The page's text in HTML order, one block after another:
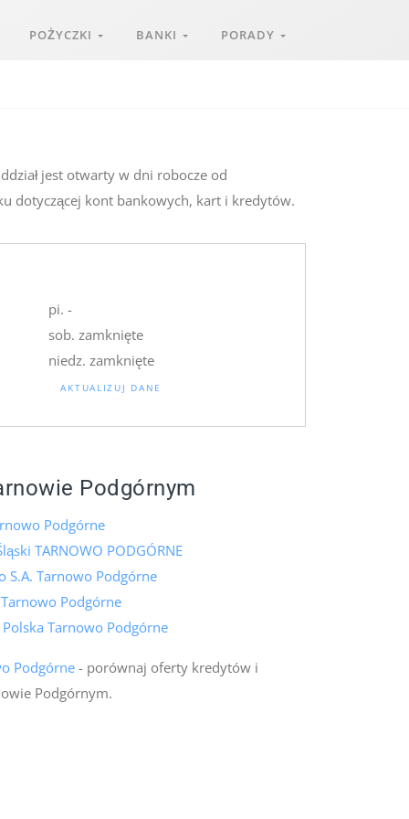
POŻYCZKI BANKI PORADY
jest otwarty w dni robocze od
dotyczącej kont bankowych, kart i kredytów.
pi. -
sob. zamknięte
niedz. zamknięte
AKTUALIZUJ DANE
Podgórnym
Podgórne
TARNOWO PODGÓRNE
S.A. Tarnowo Podgórne
Podgórne
Tarnowo Podgórne
Podgórne- porównaj oferty kredytów i
Podgórnym.